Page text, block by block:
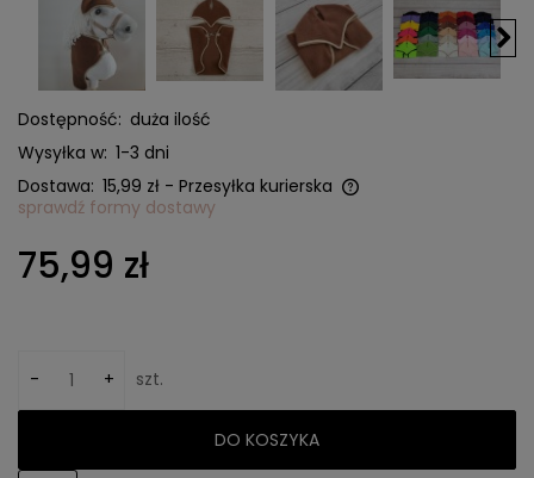
Dostępność: duża ilość
Wysyłka w: 1-3 dni
Dostawa: 15,99 zł - Przesyłka kurierska
Cena nie zawiera ewentualnych kosztów płatności
sprawdź formy dostawy
75,99 zł
- + szt.
DO KOSZYKA